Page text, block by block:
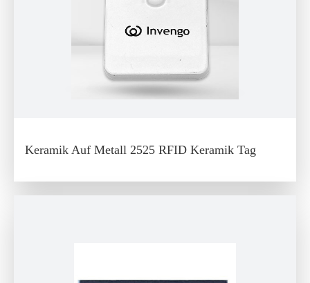
Keramik Auf Metall 2525 RFID Keramik Tag